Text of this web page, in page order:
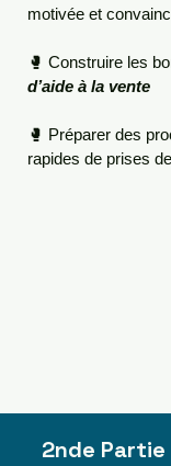
motivée et
🥊 Construire les
d’aide à la vente
🥊 Préparer des
rapides de prises
2nde